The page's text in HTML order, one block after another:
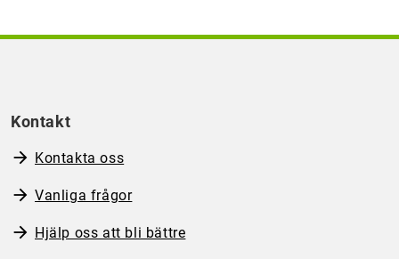
Kontakt
Kontakta oss
Vanliga frågor
Hjälp oss att bli bättre